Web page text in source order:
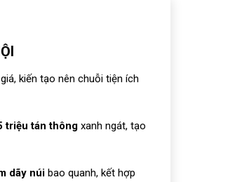
kiến tạo nên chuỗi tiện ích
triệu tán thôngxanh ngát, tạo
dãy núibao quanh, kết hợp